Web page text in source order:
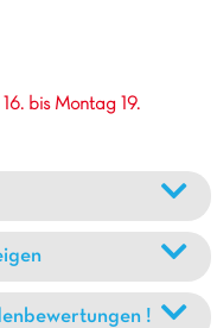
bis Montag 19.
!